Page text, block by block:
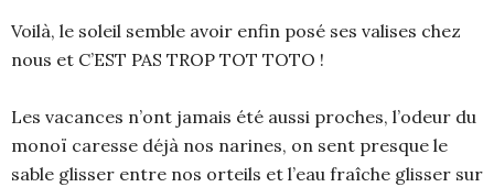
Voilà, le soleil semble avoir enfin posé ses valises chez
nous et C’EST PAS TROP TOT TOTO !
Les vacances n’ont jamais été aussi proches, l’odeur du
monoï caresse déjà nos narines, on sent presque le
sable glisser entre nos orteils et l’eau fraîche glisser sur